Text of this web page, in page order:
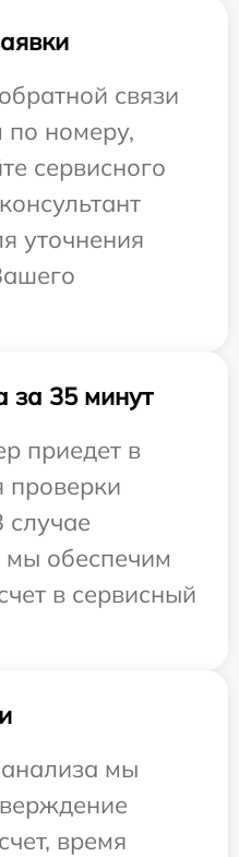
связи
по номеру,
сервисного
уточнения
за 35 минут
приедет в
проверки
случае
обеспечим
в сервисный
мы
время